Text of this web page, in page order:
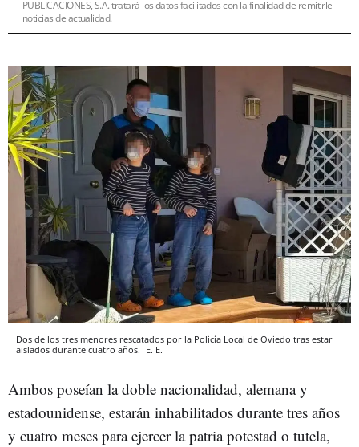
PUBLICACIONES, S.A. tratará los datos facilitados con la finalidad de remitirle
noticias de actualidad.
Dos de los tres menores rescatados por la Policía Local de Oviedo tras estar
aislados durante cuatro años. E. E.
Ambos poseían la doble nacionalidad, alemana y
estadounidense, estarán inhabilitados durante tres años
y cuatro meses para ejercer la patria potestad o tutela,